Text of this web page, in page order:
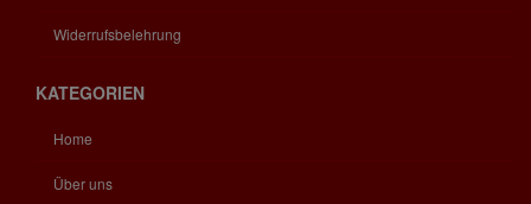
Widerrufsbelehrung
KATEGORIEN
Home
Über uns